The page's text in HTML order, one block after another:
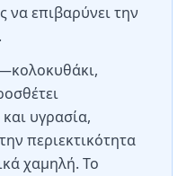
να επιβαρύνει την
υγρασία,
περιεκτικότητα
χαμηλή. Το